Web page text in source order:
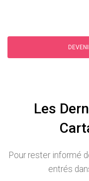
Les
Pour rester informé
entrés